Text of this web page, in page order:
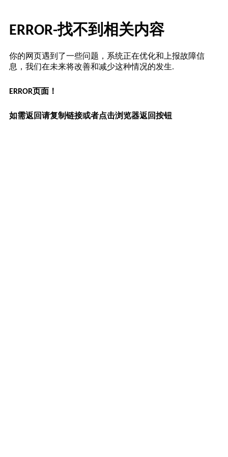
ERROR-找不到相关内容
你的网页遇到了一些问题，系统正在优化和上报故障信
息，我们在未来将改善和减少这种情况的发生.
ERROR页面！
如需返回请复制链接或者点击浏览器返回按钮